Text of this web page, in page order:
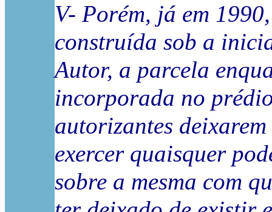
V- Porém, já em
construída sob a
Autor, a parcela
incorporada no
autorizantes
exercer quaisquer
sobre a mesma com